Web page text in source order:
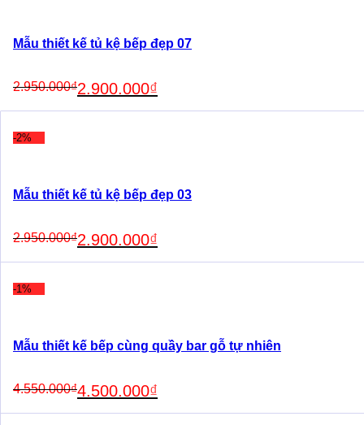
Mẫu thiết kế tủ kệ bếp đẹp 07
2.950.000₫
price
was:
2.900.000₫
price
is:
-2%
Mẫu thiết kế tủ kệ bếp đẹp 03
2.950.000₫
price
was:
2.900.000₫
price
is:
-1%
Mẫu thiết kế bếp cùng quầy bar gỗ tự nhiên
4.550.000₫
price
was:
4.500.000₫
price
is: